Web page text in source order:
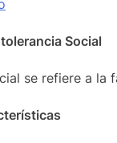
Social
se refiere a la